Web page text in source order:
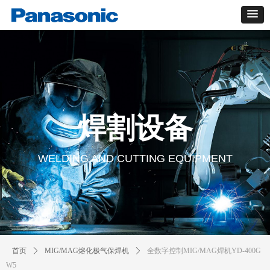
首页 ꄲ MIG/MAG熔化极气保焊机 ꄲ
全数字控制MIG/MAG焊机YD-400G
W5
焊割设备
WELDING AND CUTTING EQUIPMENT